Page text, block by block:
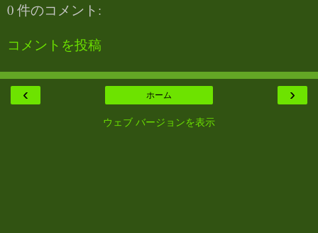
0 件のコメント:
コメントを投稿
‹ ›
ホーム
ウェブ バージョンを表示